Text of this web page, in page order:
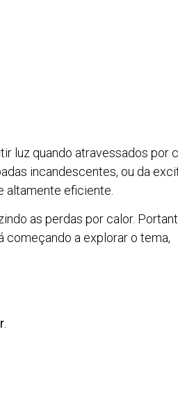
luz quando atravessados por
incandescentes, ou da
altamente eficiente.
as perdas por calor.
começando a explorar o tema,